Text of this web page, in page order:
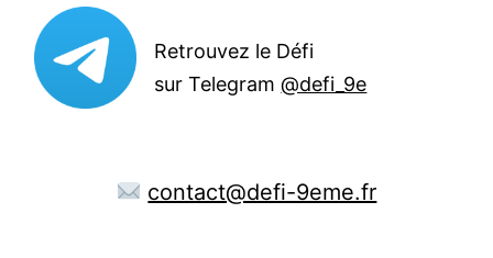
Retrouvez le Défi
sur Telegram@defi_9e
contact@defi-9eme.fr